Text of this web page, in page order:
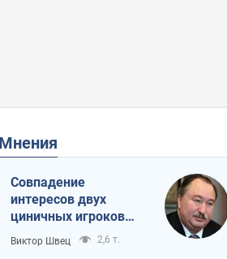
Мнения
Совпадение
интересов двух
циничных игроков
или тайный план
Трампа и Путина?
Виктор Швец 2,6 т.